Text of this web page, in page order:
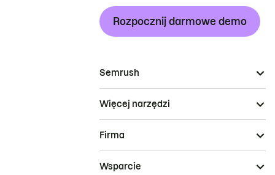
Rozpocznij darmowe demo
Semrush
Więcej narzędzi
Firma
Wsparcie